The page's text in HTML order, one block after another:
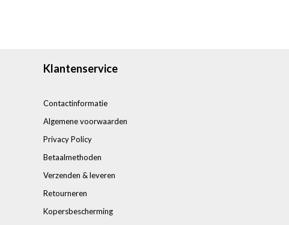
Klantenservice
Contactinformatie
Algemene voorwaarden
Privacy Policy
Betaalmethoden
Verzenden & leveren
Retourneren
Kopersbescherming